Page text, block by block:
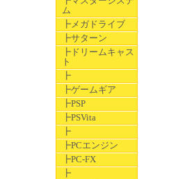
ム
┣メガドライブ
┣サターン
┣ドリームキャス
ト
┣
┣ゲームギア
┣PSP
┣PSVita
┣
┣PCエンジン
┣PC-FX
┣